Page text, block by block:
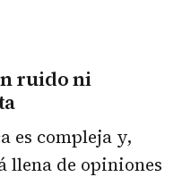
ruido ni
es compleja y,
llena de opiniones